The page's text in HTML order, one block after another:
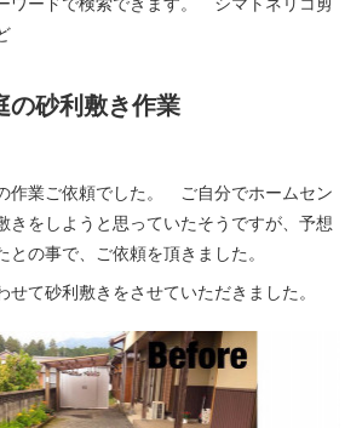
の砂利敷き作業
作業ご依頼でした。 ご自分でホームセン
きをしようと思っていたそうですが、予想
の事で、ご依頼を頂きました。
せて砂利敷きをさせていただきました。